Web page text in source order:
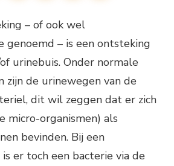
– of ook wel
genoemd – is een ontsteking
urinebuis. Onder normale
zijn de urinewegen van de
dit wil zeggen dat er zich
micro-organismen) als
bevinden. Bij een
er toch een bacterie via de